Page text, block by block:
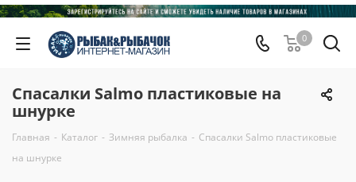
0
Спасалки Salmo пластиковые на
шнурке
Главная - Каталог - Зимняя рыбалка - Спасалки Salmo пластиковые
на шнурке